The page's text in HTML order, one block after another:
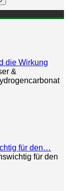
die Wirkung
&
für den…
für den